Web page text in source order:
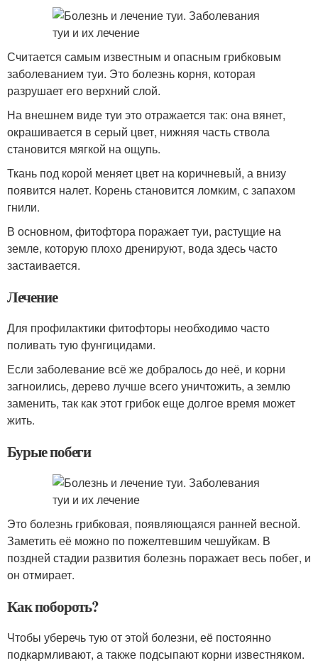
Считается самым известным и опасным грибковым
заболеванием туи. Это болезнь корня, которая
разрушает его верхний слой.
На внешнем виде туи это отражается так: она вянет,
окрашивается в серый цвет, нижняя часть ствола
становится мягкой на ощупь.
Ткань под корой меняет цвет на коричневый, а внизу
появится налет. Корень становится ломким, с запахом
гнили.
В основном, фитофтора поражает туи, растущие на
земле, которую плохо дренируют, вода здесь часто
застаивается.
Лечение
Для профилактики фитофторы необходимо часто
поливать тую фунгицидами.
Если заболевание всё же добралось до неё, и корни
загноились, дерево лучше всего уничтожить, а землю
заменить, так как этот грибок еще долгое время может
жить.
Бурые побеги
Это болезнь грибковая, появляющаяся ранней весной.
Заметить её можно по пожелтевшим чешуйкам. В
поздней стадии развития болезнь поражает весь побег, и
он отмирает.
Как побороть?
Чтобы уберечь тую от этой болезни, её постоянно
подкармливают, а также подсыпают корни известняком.